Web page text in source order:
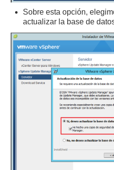
Sobre esta opción,
actualizar la base de